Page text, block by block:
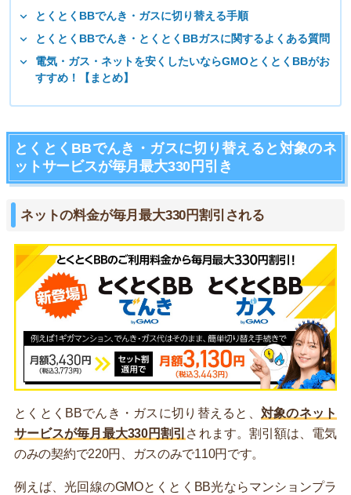
とくとくBBでんき・ガスに切り替える手順
とくとくBBでんき・とくとくBBガスに関するよくある質問
電気・ガス・ネットを安くしたいならGMOとくとくBBがお
すすめ！【まとめ】
とくとくBBでんき・ガスに切り替えると対象のネ
ットサービスが毎月最大330円引き
ネットの料金が毎月最大330円割引される
とくとくBBでんき・ガスに切り替えると、 対象のネット
サービスが毎月最大330円割引 されます。割引額は、電気
のみの契約で220円、ガスのみで110円です。
例えば、光回線のGMOとくとくBB光ならマンションプラ